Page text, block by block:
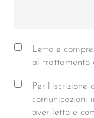
Letto e
al trattamento
Per
comunicazioni
aver letto e